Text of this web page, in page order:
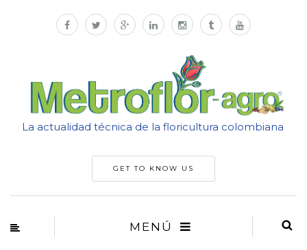
La actualidad técnica de la floricultura colombiana
GET TO KNOW US
MENÚ